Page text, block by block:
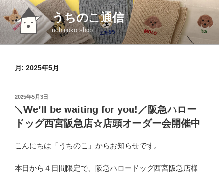
コ
ン
テ
ン
うちのこ通信
uchinoko.shop
月: 2025年5月
投
稿
日:
2025年5月3日
＼We’ll be waiting for you!／阪急ハロー
ドッグ西宮阪急店☆店頭オーダー会開催中
こんにちは「うちのこ」からお知らせです。
本日から４日間限定で、阪急ハロードッグ西宮阪急店様